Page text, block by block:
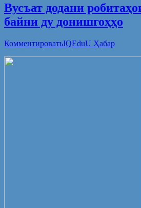
Вусъат додани
байни ду донишгоҳҳо
КомментироватьIQEduU Ҳабар